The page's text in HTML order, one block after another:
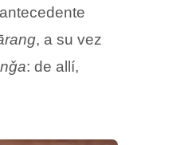
, a su vez
: de allí,